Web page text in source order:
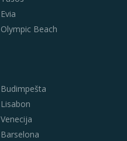
Evia
Olympic Beach
Budimpešta
Lisabon
Venecija
Barselona